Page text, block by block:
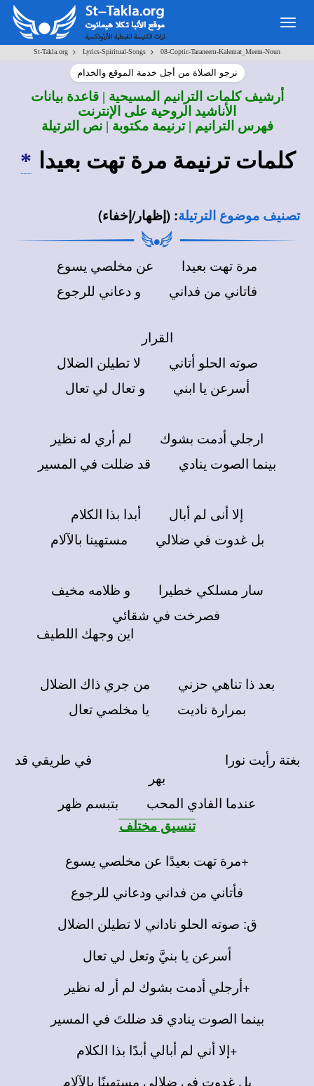
St-Takla.org > Lyrics-Spiritual-Songs > 08-Coptic-Taraneem-Kalemat_Meem-Noun
نرجو الصلاة من أجل خدمة الموقع والخدام
أرشيف كلمات الترانيم المسيحية | قاعدة بيانات
الأناشيد الروحية على الإنترنت
فهرس الترانيم | ترنيمة مكتوبة | نص الترتيلة
كلمات ترنيمة مرة تهت بعيدا *
تصنيف موضوع الترتيلة: (إظهار/إخفاء)
مرة تهت بعيدا عن مخلصي يسوع
فاتاني من فداني و دعاني للرجوع
القرار
صوته الحلو أتاني لا تطيلن الضلال
أسرعن يا ابني و تعال لي تعال
ارجلي أدمت بشوك لم أري له نظير
بينما الصوت ينادي قد ضللت في المسير
إلا أنى لم أبال أبدا بذا الكلام
بل غدوت في ضلالي مستهينا بالآلام
سار مسلكي خطيرا و ظلامه مخيف
فصرخت في شقائي
اين وجهك اللطيف
بعد ذا تناهي حزني من جري ذاك الضلال
بمرارة ناديت يا مخلصي تعال
بغتة رأيت نورا في طريقي قد
بهر
عندما الفادي المحب بتبسم ظهر
تنسيق مختلف
+مرة تهت بعيدًا عن مخلصي يسوع
فأتاني من فداني ودعاني للرجوع
ق: صوته الحلو ناداني لا تطيلن الضلال
أسرعن يا بنيَّ وتعل لي تعال
+أرجلي أدمت بشوك لم أر له نظير
بينما الصوت ينادي قد ضللتَ في المسير
+إلا أني لم أبالي أبدًا بذا الكلام
بل غدوت في ضلالي مستهينًا بالآلام